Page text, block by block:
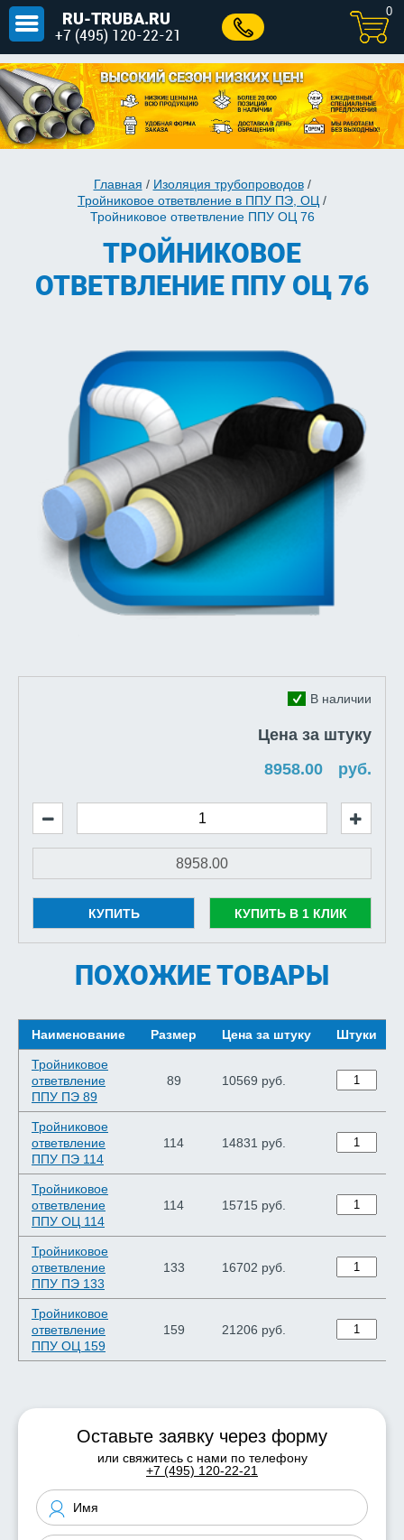
RU-TRUBA.RU
+7 (495) 120-22-21
0
Главная / Изоляция трубопроводов/
Тройниковое ответвление в ППУ ПЭ, ОЦ /
Тройниковое ответвление ППУ ОЦ 76
ТРОЙНИКОВОЕ
ОТВЕТВЛЕНИЕ ППУ ОЦ 76
В наличии
Цена за штуку
руб.
КУПИТЬ КУПИТЬ В 1 КЛИК
ПОХОЖИЕ ТОВАРЫ
Наименование Размер Цена за штуку Штуки
Тройниковое
ответвление
ППУ ПЭ 89
89 10569 руб.
Тройниковое
ответвление
ППУ ПЭ 114
114 14831 руб.
Тройниковое
ответвление
ППУ ОЦ 114
114 15715 руб.
Тройниковое
ответвление
ППУ ПЭ 133
133 16702 руб.
Тройниковое
ответвление
ППУ ОЦ 159
159 21206 руб.
Оставьте заявку через форму
или свяжитесь с нами по телефону
+7 (495) 120-22-21